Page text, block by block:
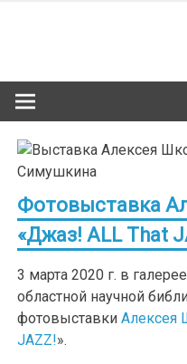
Фотовыставка
«Джаз! ALL That
3 марта 2020 г. в
областной научной
фотовыставкиАлексея
JAZZ!».